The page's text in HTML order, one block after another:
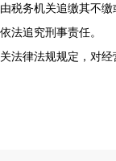
税务机关追缴其不
法追究刑事责任。
法律法规规定，对